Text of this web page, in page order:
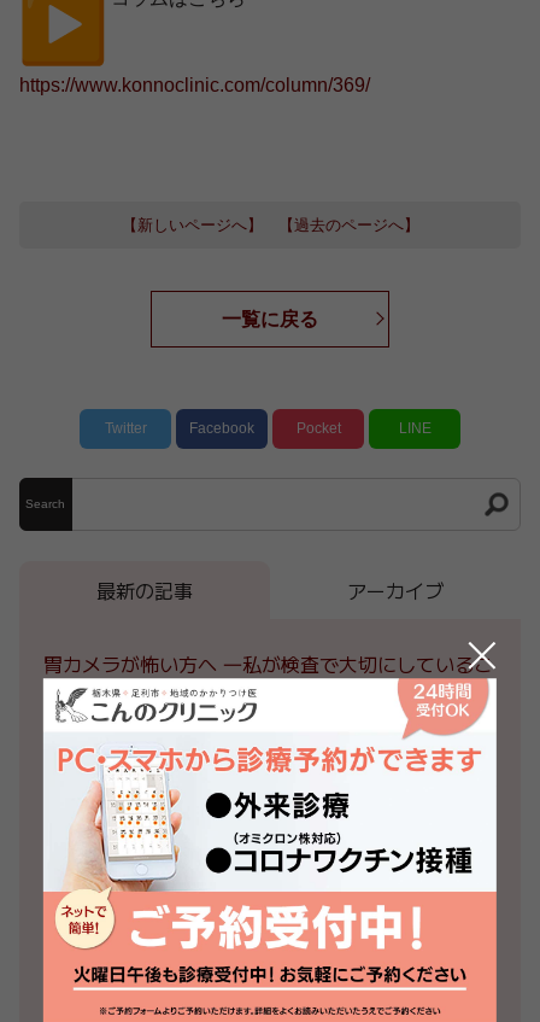
https://www.konnoclinic.com/column/369/
【新しいページへ】 【過去のページへ】
一覧に戻る
Twitter Facebook Pocket LINE
Search
最新の記事 アーカイブ
胃カメラが怖い方へ ―私が検査で大切にしているこ
と―
2026年7月28日
院長コラム
医療事務を募集しております
2026年7月28日
お知らせ
患者様満足度アンケートの結果について
2026年7月26日